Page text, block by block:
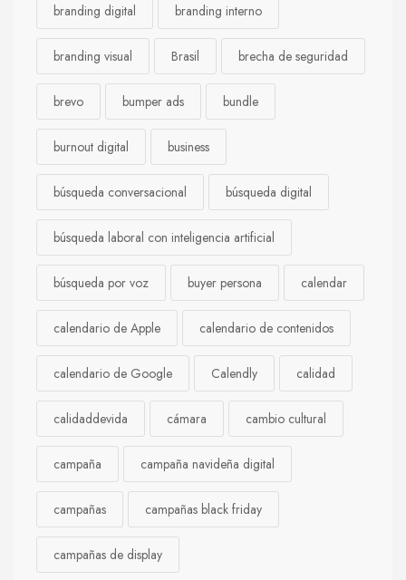
branding digital branding interno
branding visual Brasil brecha de seguridad
brevo bumper ads bundle
burnout digital business
búsqueda conversacional búsqueda digital
búsqueda laboral con inteligencia artificial
búsqueda por voz buyer persona calendar
calendario de Apple calendario de contenidos
calendario de Google Calendly calidad
calidaddevida cámara cambio cultural
campaña campaña navideña digital
campañas campañas black friday
campañas de display